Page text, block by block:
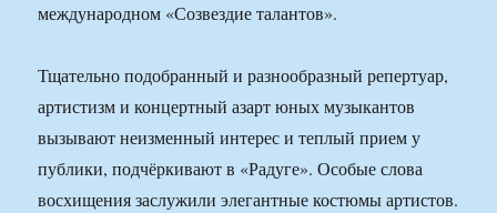
международном «Созвездие талантов».
Тщательно подобранный и разнообразный репертуар,
артистизм и концертный азарт юных музыкантов
вызывают неизменный интерес и теплый прием у
публики, подчёркивают в «Радуге». Особые слова
восхищения заслужили элегантные костюмы артистов.